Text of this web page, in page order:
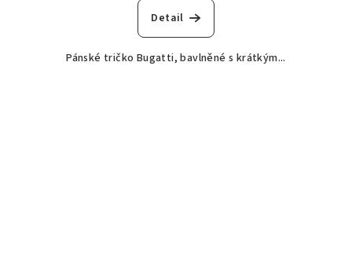
Detail
Pánské tričko Bugatti, bavlněné s krátkým...